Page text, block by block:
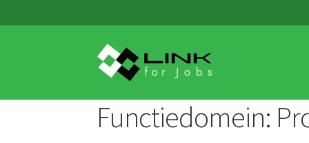
to
navigation
to
content
Functiedomein: